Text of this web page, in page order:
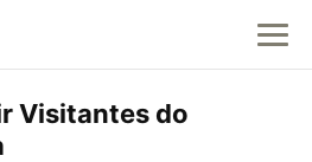
Visitantes do